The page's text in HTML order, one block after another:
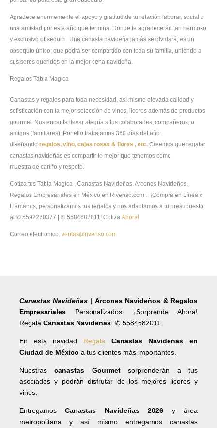
Agradece enormemente el apoyo y gratitud de tu relación laborar, social o
una amistad por este año que termina. Donde te agradecerán tan hermoso
y exclusivo obsequio. Una canasta navideña jamás se olvidará, es un
obsequio único; que podrá ser compartido con toda su familia, uniendo a
sus seres queridos en la mejor cena navideña.
Regalos Tabla Magica
Canastas y regalos para toda necesidad, así mismo elevada calidad y
sofisticación con la mejor selección de vinos, licores además de productos
gourmet. Nos encanta llevar alegría a tus colaborades, compañeros, o
amigos (familiares). Por ello trabajamos 360 días del año
diseñando regalos, vino, cajas rosas & flores , etc. Creemos que regalar
canastas navideñas es compartir lo mejor que tenemos como
muestra de cariño y respeto.
Cotiza tus Tabla Magica , Canastas Navideñas, Arcones Navideños,
Regalos Empresariales en México en Rivenso.com . ¡Compra en Línea o
Llámanos, personalizamos tus regalos y nos adaptamos a tu presupuesto
al ✆ 5592270377 | ✆ 5584682011! Cotiza Ahora!
Correo electrónico: ventas@rivenso.com
Canastas Navideñas |Arcones Navideños & Regalos
Empresariales Personalizados. ¡Sorprende Ahora!
Regala Canastas Navideñas ✆ 5584682011.
En esta navidad Regala Canastas Navideñas en
Ciudad de México a tus clientes más importantes.
Nuestrascanastas Gourmetsorprenderán a tus
asociados y podrán disfrutar de los mejores licores y
vinos.
EntregamosCanastas Navideñas 2026 y área
metropolitana y así mismo entregamos canastas